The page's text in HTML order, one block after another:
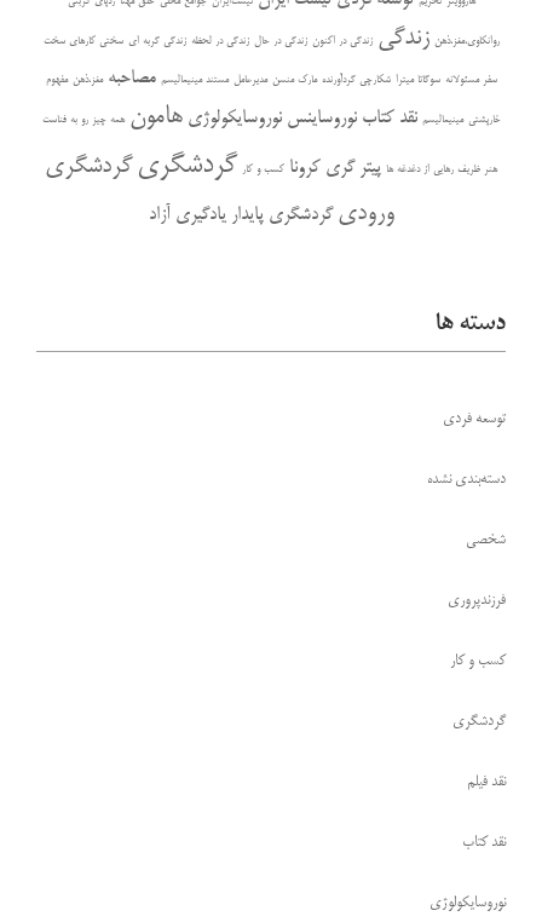
روانکاوی،مغز،ذهن زندگی زندگی در اکنون زندگی در حال زندگی در لحظه زندگی گربه ای سختی کارهای سخت
سفر مسئولانه سوگاتا میترا شکارچی گردآورنده مارک منسن مدیرعامل مستند مینیمالیسم مصاحبه مغز،ذهن مفهوم
خارپشتی مینیمالیسم نقد کتاب نوروساینس نوروسایکولوژی هامون همه چیز رو به فناست
هنر ظریف رهایی از دغدغه ها پیتر گری کرونا کسب و کار گردشگری گردشگری
ورودی گردشگری پایدار یادگیری آزاد
دسته ها
توسعه فردی
دسته‌بندی نشده
شخصی
فرزندپروری
کسب و کار
گردشگری
نقد فیلم
نقد کتاب
نوروسایکولوژی